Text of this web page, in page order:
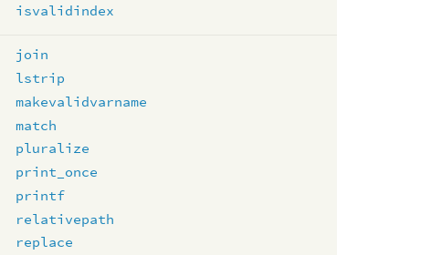
isvalidindex
join
lstrip
makevalidvarname
match
pluralize
print_once
printf
relativepath
replace